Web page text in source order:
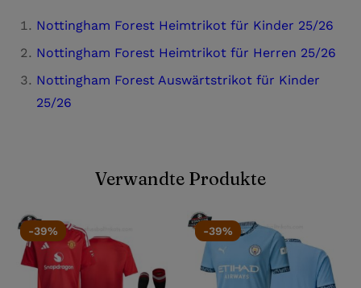
Nottingham Forest Heimtrikot für Kinder 25/26
Nottingham Forest Heimtrikot für Herren 25/26
Nottingham Forest Auswärtstrikot für Kinder
25/26
Verwandte Produkte
-39% -39%